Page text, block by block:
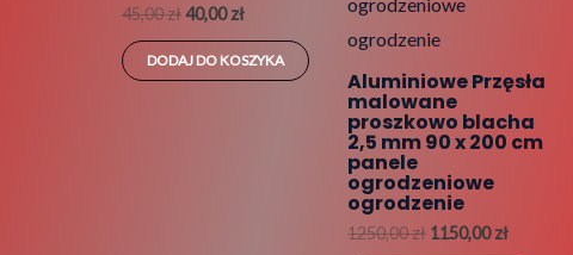
45,00zł 40,00zł
DODAJ DO KOSZYKA
Aluminiowe Przęsła
malowane
proszkowo blacha
2,5 mm 90 x 200 cm
panele
ogrodzeniowe
ogrodzenie
1250,00zł 1150,00zł